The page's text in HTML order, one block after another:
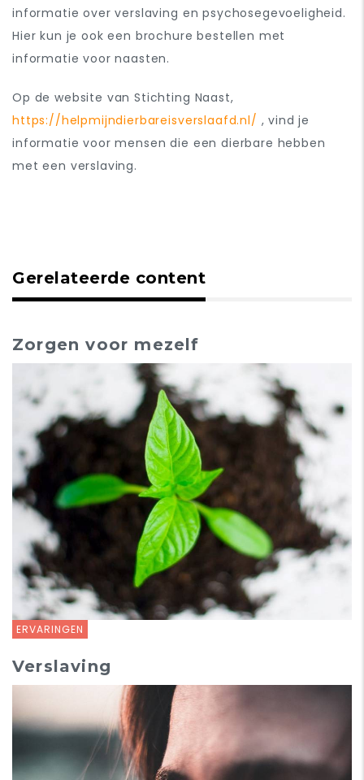
informatie over verslaving en psychosegevoeligheid.
Hier kun je ook een brochure bestellen met
informatie voor naasten.
Op de website van Stichting Naast,
https://helpmijndierbareisverslaafd.nl/ , vind je
informatie voor mensen die een dierbare hebben
met een verslaving.
Gerelateerde content
ERVARINGEN
Zorgen voor mezelf
Verslaving